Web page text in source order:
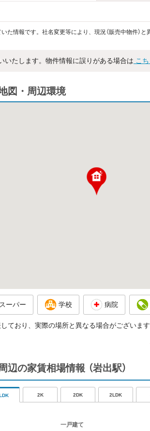
た情報です。社名変更等により、現況（販売中物件）と
いたします。物件情報に誤りがある場合は こち
図・周辺環境
スーパー 学校 病院
ており、実際の場所と異なる場合がございま
辺の家賃相場情報 （岩出駅）
2K 2DK 2LDK
一戸建て